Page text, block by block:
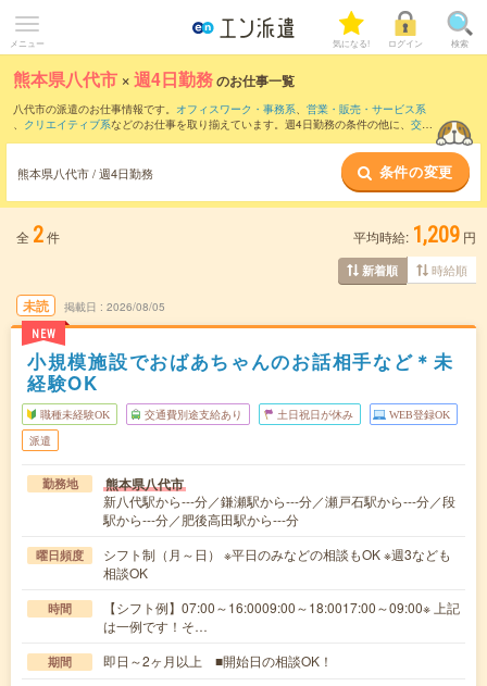
メニュー 気になる! ログイン 検索
熊本県八代市 ×週4日勤務のお仕事一覧
八代市の派遣のお仕事情報です。 オフィスワーク・事務系、 営業・販売・サービス系
、 クリエイティブ系などのお仕事を取り揃えています。週4日勤務の条件の他に、 交通
熊本県八代市 / 週4日勤務 条件の変更
全 2件 平均時給: 1,209 円
新着順 時給順
未読
NEW
掲載日 2026/08/05
小規模施設でおばあちゃんのお話相手など＊未
経験OK
職種未経験OK 交通費別途支給あり 土日祝日が休み WEB登録OK
派遣
勤務地 熊本県八代市
新八代駅から---分／鎌瀬駅から---分／瀬戸石駅から---分／段
駅から---分／肥後高田駅から---分
曜日頻度
シフト制（月～日） ※平日のみなどの相談もOK ※週3なども
相談OK
時間
【シフト例】07:00～16:0009:00～18:0017:00～09:00※ 上記
は一例です！そ…
期間 即日～2ヶ月以上 ■開始日の相談OK！